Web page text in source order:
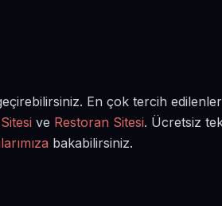
En çok tercih edilenler
ve Restoran Sitesi. Ücretsiz
bakabilirsiniz.